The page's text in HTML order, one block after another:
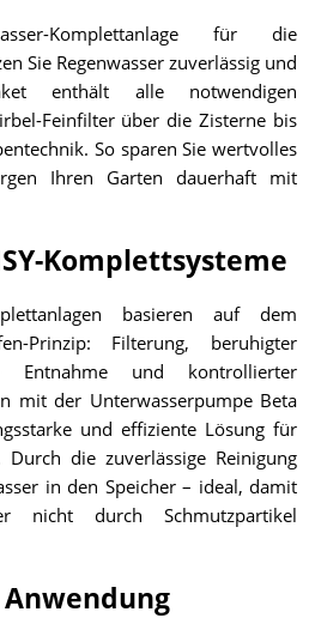
Komplettanlage für die
Sie Regenwasser zuverlässig und
enthält alle notwendigen
Feinfilter über die Zisterne bis
So sparen Sie wertvolles
Ihren Garten dauerhaft mit
Komplettsysteme
basieren auf dem
Prinzip: Filterung, beruhigter
Entnahme und kontrollierter
mit der Unterwasserpumpe Beta
und effiziente Lösung für
Durch die zuverlässige Reinigung
in den Speicher – ideal, damit
nicht durch Schmutzpartikel